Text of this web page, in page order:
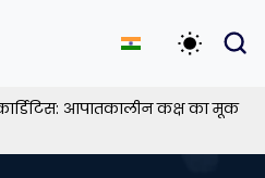
डार्क
आपातकालीन कक्ष का मूक